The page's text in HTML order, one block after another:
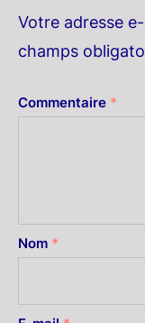
Votre adresse
champs
Commentaire *
Nom *